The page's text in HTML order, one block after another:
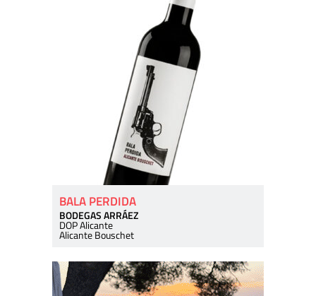
BALA PERDIDA
BODEGAS ARRÁEZ
DOP Alicante
Alicante Bouschet